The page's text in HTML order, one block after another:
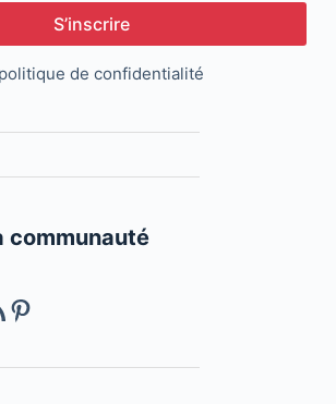
S’inscrire
politique de confidentialité
communauté
RSS
Pinterest